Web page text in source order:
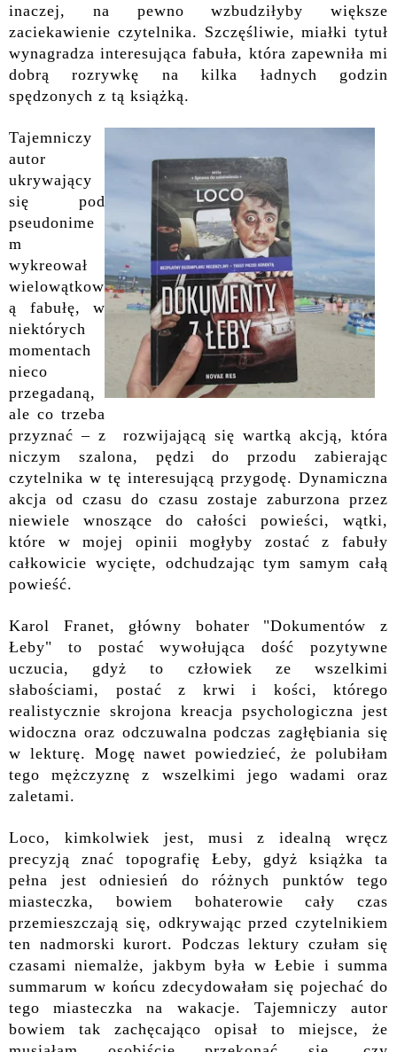
inaczej, na pewno wzbudziłyby większe
zaciekawienie czytelnika. Szczęśliwie, miałki tytuł
wynagradza interesująca fabuła, która zapewniła mi
dobrą rozrywkę na kilka ładnych godzin
spędzonych z tą książką.
Tajemniczy
autor
ukrywający
się pod
pseudonime
m
wykreował
wielowątkow
ą fabułę, w
niektórych
momentach
nieco
przegadaną,
ale co trzeba
przyznać – z rozwijającą się wartką akcją, która
niczym szalona, pędzi do przodu zabierając
czytelnika w tę interesującą przygodę. Dynamiczna
akcja od czasu do czasu zostaje zaburzona przez
niewiele wnoszące do całości powieści, wątki,
które w mojej opinii mogłyby zostać z fabuły
całkowicie wycięte, odchudzając tym samym całą
powieść.
Karol Franet, główny bohater "Dokumentów z
Łeby" to postać wywołująca dość pozytywne
uczucia, gdyż to człowiek ze wszelkimi
słabościami, postać z krwi i kości, którego
realistycznie skrojona kreacja psychologiczna jest
widoczna oraz odczuwalna podczas zagłębiania się
w lekturę. Mogę nawet powiedzieć, że polubiłam
tego mężczyznę z wszelkimi jego wadami oraz
zaletami.
Loco, kimkolwiek jest, musi z idealną wręcz
precyzją znać topografię Łeby, gdyż książka ta
pełna jest odniesień do różnych punktów tego
miasteczka, bowiem bohaterowie cały czas
przemieszczają się, odkrywając przed czytelnikiem
ten nadmorski kurort. Podczas lektury czułam się
czasami niemalże, jakbym była w Łebie i summa
summarum w końcu zdecydowałam się pojechać do
tego miasteczka na wakacje. Tajemniczy autor
bowiem tak zachęcająco opisał to miejsce, że